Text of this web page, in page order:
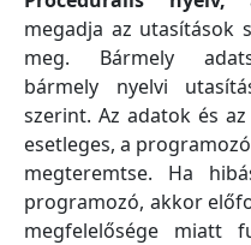
megadja az utasítások
meg. Bármely
bármely nyelvi
szerint. Az adatok és
esetleges, a
megteremtse. Ha
programozó, akkor
megfelelősége miatt